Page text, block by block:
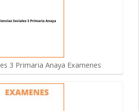
3 Primaria Anaya Examenes